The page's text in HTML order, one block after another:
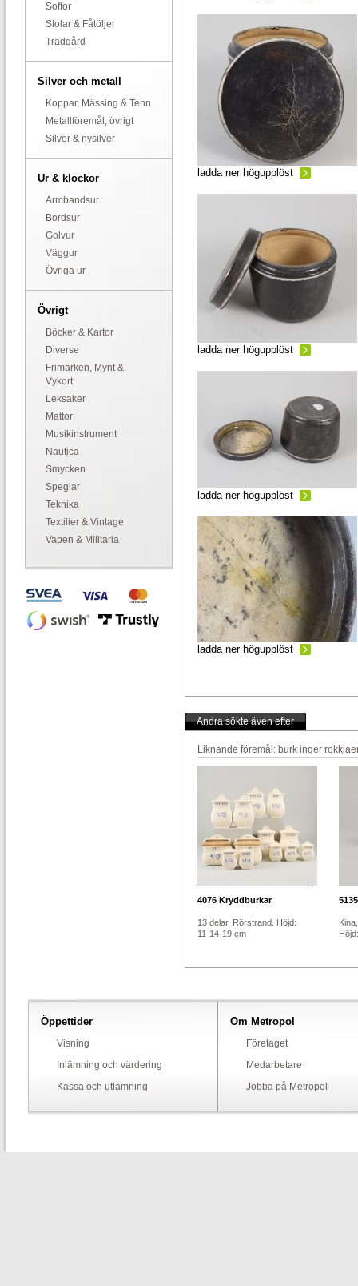
Soffor
Stolar & Fåtöljer
Trädgård
Silver och metall
Koppar, Mässing & Tenn
Metallföremål, övrigt
Silver & nysilver
Ur & klockor
Armbandsur
Bordsur
Golvur
Väggur
Övriga ur
Övrigt
Böcker & Kartor
Diverse
Frimärken, Mynt &
Vykort
Leksaker
Mattor
Musikinstrument
Nautica
Smycken
Speglar
Teknika
Textilier & Vintage
Vapen & Militaria
ladda ner högupplöst
ladda ner högupplöst
ladda ner högupplöst
ladda ner högupplöst
Andra sökte även efter
Liknande föremål: burk inger
4076 Kryddburkar
13 delar, Rörstrand. Höjd:
11-14-19 cm
5135
Öppettider
Visning
Inlämning och värdering
Kassa och utlämning
Om Metropol
Företaget
Medarbetare
Jobba på Metropol